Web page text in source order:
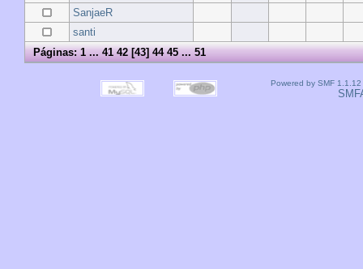
SanjaeR
santi
Páginas:1 ...41 42[43]44 45 ...51
Powered by SMF 1.1.12